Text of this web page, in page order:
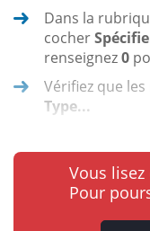
Dans la
cocher
renseignez0
Vérifiez que
Type...
Vous lisez
Pour